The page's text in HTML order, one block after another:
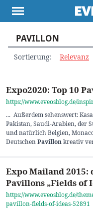
Themen
Buchtipps
Suchen nach:
Sortierung: Relevanz
Expo2020: Top 10
https://www.eveosblog.de/
... Außerdem sehenswert:
Pakistan, Saudi-Arabien, der
und natürlich Belgien,
DeutschenPavillonkreativ
Expo Mailand 2015:
Pavillons „Fields of
https://www.eveosblog.de/
pavillon-fields-of-ideas-52891